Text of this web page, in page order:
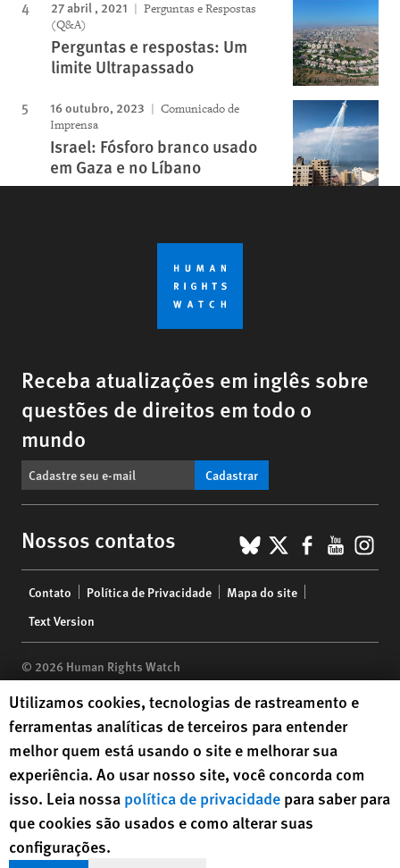
27 abril , 2021
Perguntas e Respostas
(Q&A)
Perguntas e respostas: Um
limite Ultrapassado
16 outubro, 2023
Comunicado de
Imprensa
Israel: Fósforo branco usado
em Gaza e no Líbano
Receba atualizações em inglês sobre
questões de direitos em todo o
mundo
Cadastrar
Nossos contatos BlueSky
X
menu
Contato Política de Privacidade
Mapa do site
Text Version
© 2026 Human Rights Watch
Human Rights Watch| 350 Fifth Avenue, 34th Floor | New York,
10118-3299USA|t1.212.290.4700
Human Rights Watch is a 501(C)(3) nonprofit registered in the US
under EIN: 13-2875808
Human Rights Watch cookie preferences
Utilizamos cookies, tecnologias de rastreamento e
ferramentas analíticas de terceiros para entender
melhor quem está usando o site e melhorar sua
experiência. Ao usar nosso site, você concorda com
isso. Leia nossa política de privacidade para saber para
que cookies são usados e como alterar suas
configurações.